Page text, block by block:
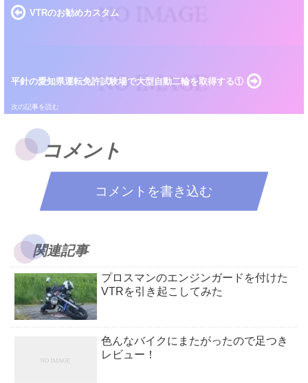
VTRのお勧めカスタム
平針の愛知県運転免許試験場で大型自動二輪を取得する①
コメント
コメントを書き込む
関連記事
プロスマンのエンジンガードを付けた
VTRを引き起こしてみた
色んなバイクにまたがったので足つき
レビュー！